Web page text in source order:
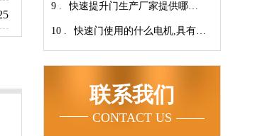
次连续开启设计【广州奇翔】
9 . 快速提升门生产厂家提供哪些
服务呢-广州奇翔
10 . 快速门使用的什么电机,具有快
联系我们
CONTACT US